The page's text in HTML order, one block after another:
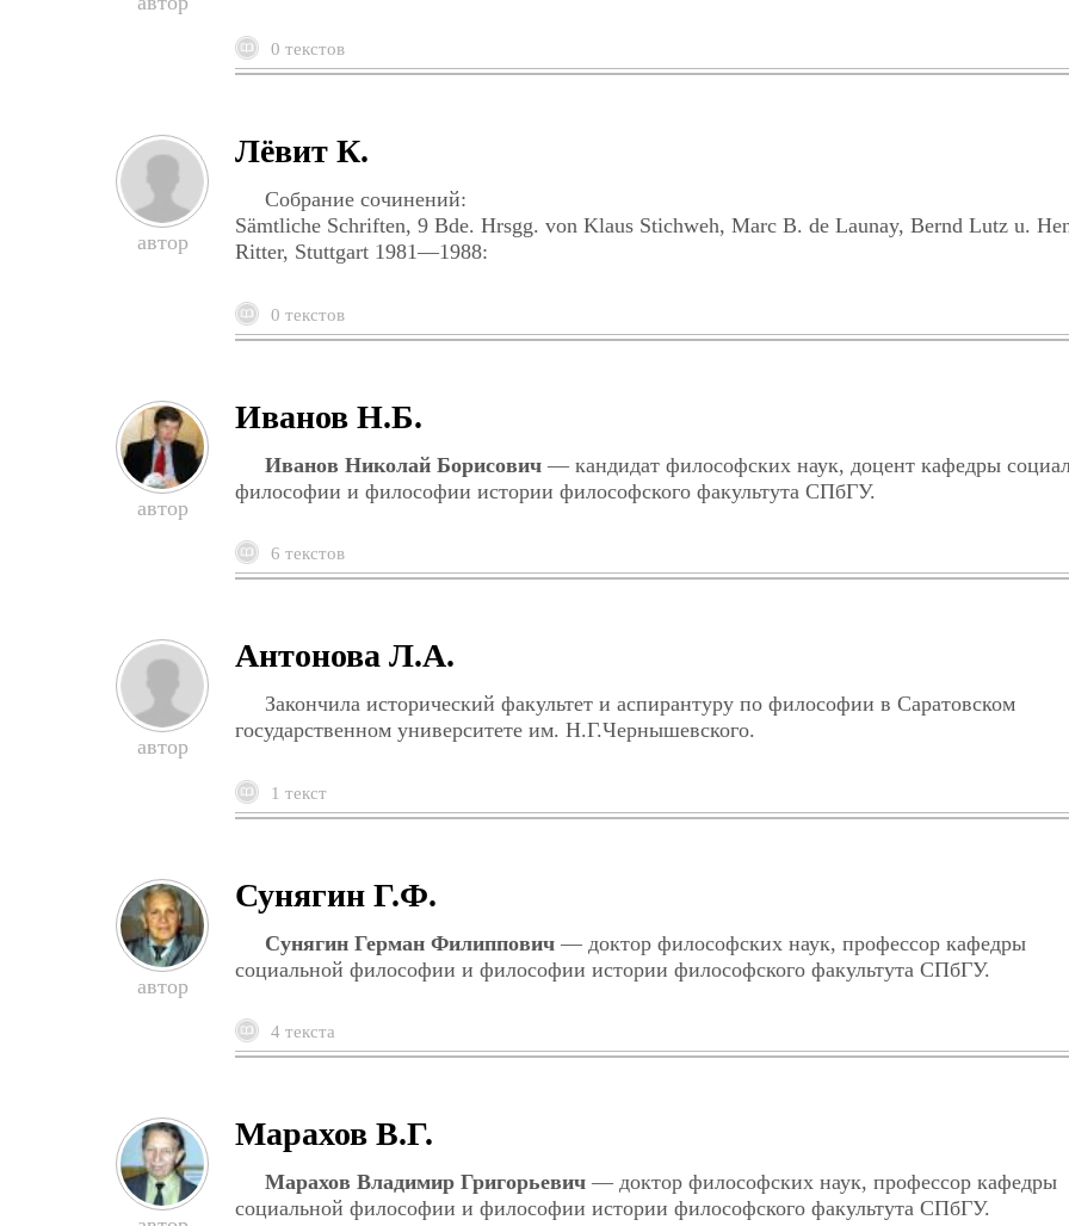
0 текстов
Лёвит К.
Собрание сочинений:
Sämtliche Schriften, 9 Bde. Hrsgg. von Klaus Stichweh, Marc B. de Launay, Bernd Lutz u.
Ritter, Stuttgart 1981—1988:
0 текстов
Иванов Н.Б.
Иванов Николай Борисович — кандидат философских наук, доцент кафедры
философии и философии истории философского факультута СПбГУ.
6 текстов
Антонова Л.А.
Закончила исторический факультет и аспирантуру по философии в Саратовском
государственном университете им. Н.Г.Чернышевского.
1 текст
Сунягин Г.Ф.
Сунягин Герман Филиппович — доктор философских наук, профессор кафедры
социальной философии и философии истории философского факультута СПбГУ.
4 текста
Марахов В.Г.
Марахов Владимир Григорьевич — доктор философских наук, профессор кафедры
социальной философии и философии истории философского факультута СПбГУ.